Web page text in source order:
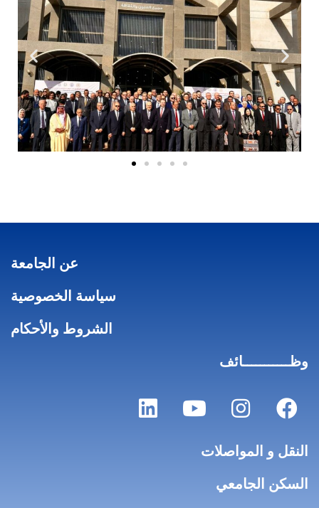
عن الجامعة
سياسة الخصوصية
الشروط والأحكام
وظـــــــــــائف
النقل و المواصلات
السكن الجامعي